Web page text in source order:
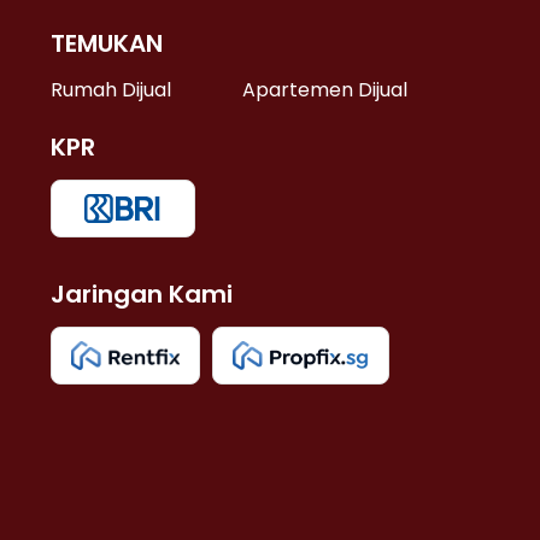
TEMUKAN
Rumah Dijual Apartemen Dijual
KPR
Jaringan Kami